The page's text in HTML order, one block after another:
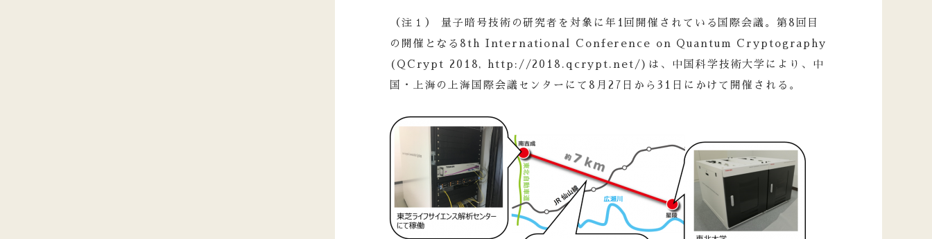
（注１） 量子暗号技術の研究者を対象に年1回開催されている国際会議。第8回目
の開催となる8th International Conference on Quantum Cryptography
(QCrypt 2018, http://2018.qcrypt.net/)は、中国科学技術大学により、中
国・上海の上海国際会議センターにて8月27日から31日にかけて開催される。